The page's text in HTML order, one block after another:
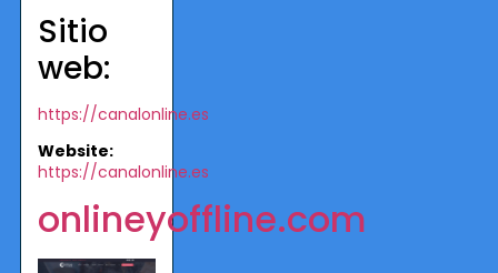
Sitio
web:
https://canalonline.es
Website:
https://canalonline.es
onlineyoffline.com